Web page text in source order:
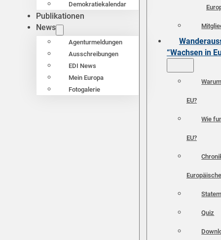
Demokratiekalendar
Publikationen
News
Agenturmeldungen
Ausschreibungen
EDI News
Mein Europa
Fotogalerie
“Wachsen in
EU?
Wie
EU?
Quiz